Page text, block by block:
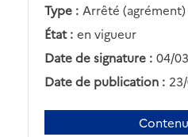
Type : Arrêté (agrément)
État : en vigueur
Date de signature : 04/
Date de publication :